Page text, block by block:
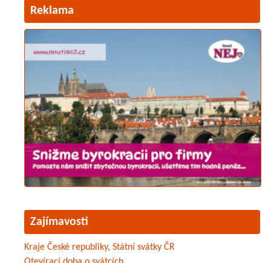
Reklama
Zajímavosti
Kraje České republiky, Státní svátky ČR